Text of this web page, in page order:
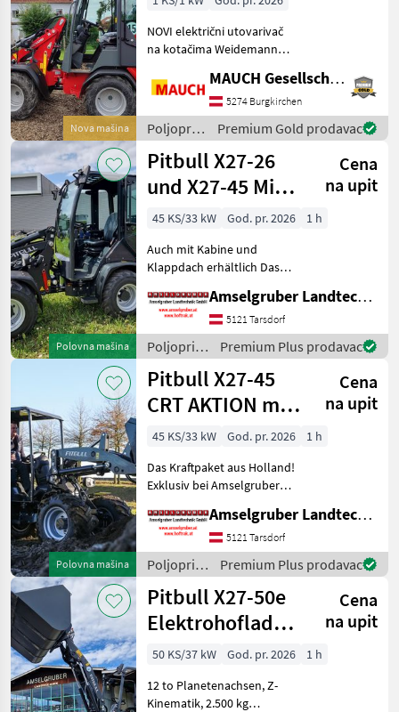
Nova mašina
Weidemann
1190e
NOVI električni utovarivač
na kotačima Weidemann
podesivim stupom
upravljača - dostupnom
kabinom ili zaštitnim
krovom za vozača - 48V litij-
ionsk
MAUCH Gesellschaft m.b.H. & Co.KG
5274 Burgkirchen
Poljoprivredni
motorni
strojevi /
Weidemann
Premium Gold prodavac
Polovna mašina
Pitbull X27-26
und X27-45 Mit
Kabine
Cena
na upit
45 KS/33 kW God. pr. 2026
1 h
Auch mit Kabine und
Klappdach erhältlich Das
Neu im Generalvertrieb von
Amselgruber Landtechnik!
Neben unseren bekannten
Fuchs Hofladern,
Amselgruber Landtechnik GmbH
5121 Tarsdorf
Poljoprivredni
motorni
strojevi /
Pitbull
Premium Plus prodavac
Polovna mašina
Pitbull X27-45
CRT AKTION mit
Österreichpaket
Cena
na upit
45 KS/33 kW God. pr. 2026
1 h
Das Kraftpaket aus Holland!
Exklusiv bei Amselgruber
unseren bekannten Fuchs
Hofladern, und Cast &
Worky-Quad Miniladern
erweitert nun PITBULL aus
Amselgruber Landtechnik GmbH
5121 Tarsdorf
Poljoprivredni
motorni
strojevi /
Pitbull
Premium Plus prodavac
Pitbull X27-50e
Elektrohoflader
- der Stärkste!
Cena
na upit
50 KS/37 kW God. pr. 2026
1 h
12 to Planetenachsen, Z-
Kinematik, 2.500 kg